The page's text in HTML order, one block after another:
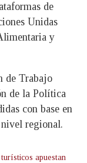
de
Unidas
y
de Trabajo
de la Política
con base en
nivel regional.
apuestan